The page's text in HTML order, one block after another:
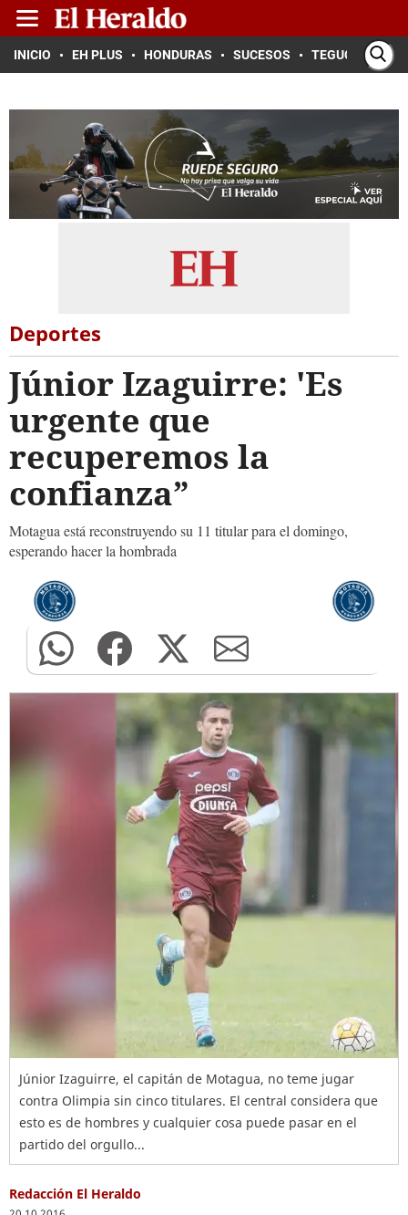
INICIO EH PLUS HONDURAS SUCESOS TEGUCIGALPA
Deportes
Júnior Izaguirre: 'Es
urgente que
recuperemos la
confianza”
Motagua está reconstruyendo su 11 titular para el domingo,
esperando hacer la hombrada
Júnior Izaguirre, el capitán de Motagua, no teme jugar
contra Olimpia sin cinco titulares. El central considera que
esto es de hombres y cualquier cosa puede pasar en el
partido del orgullo...
Redacción El Heraldo